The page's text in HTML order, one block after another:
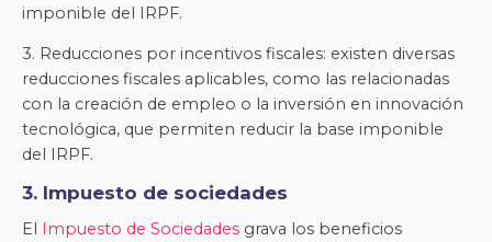
imponible del IRPF.
3. Reducciones por incentivos fiscales: existen diversas
reducciones fiscales aplicables, como las relacionadas
con la creación de empleo o la inversión en innovación
tecnológica, que permiten reducir la base imponible
del IRPF.
3. Impuesto de sociedades
El Impuesto de Sociedades grava los beneficios